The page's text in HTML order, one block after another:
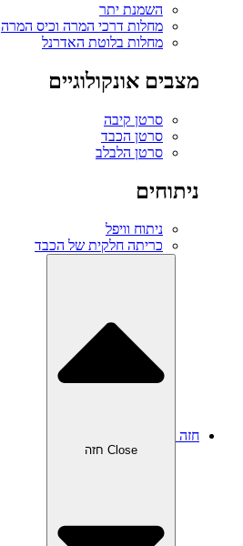
השמנת יתר
מחלות דרכי המרה וכיס המרה
מחלות בלוטת האדרנל
מצבים אונקולוגיים
סרטן קיבה
סרטן הכבד
סרטן הלבלב
ניתוחים
ניתוח וויפל
כריתה חלקית של הכבד
חזה
Close חזה